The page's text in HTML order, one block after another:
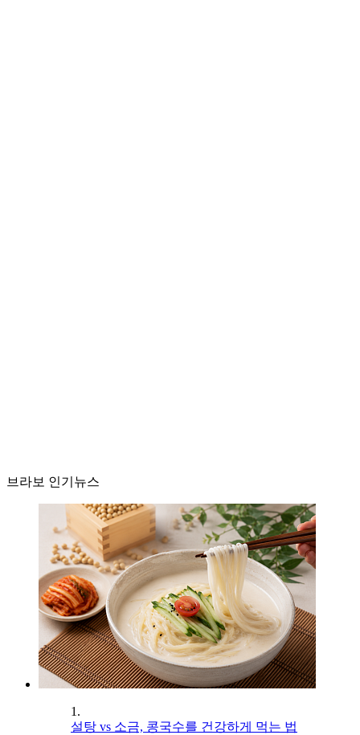
브라보 인기뉴스
1.
설탕 vs 소금, 콩국수를 건강하게 먹는 법